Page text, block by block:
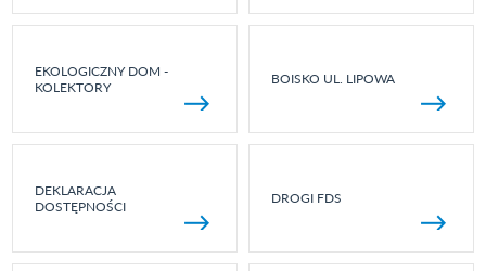
EKOLOGICZNY DOM -
KOLEKTORY
BOISKO UL. LIPOWA
DEKLARACJA
DOSTĘPNOŚCI
DROGI FDS